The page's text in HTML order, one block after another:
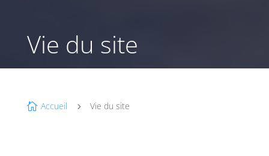
Vie du site
 Accueil 5 Vie du site